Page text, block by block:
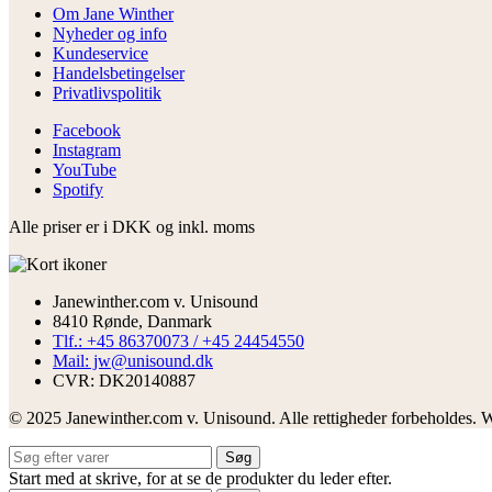
Om Jane Winther
Nyheder og info
Kundeservice
Handelsbetingelser
Privatlivspolitik
Facebook
Instagram
YouTube
Spotify
Alle priser er i DKK og inkl. moms
Janewinther.com v. Unisound
8410 Rønde, Danmark
Tlf.: +45 86370073 / +45 24454550
Mail: jw@unisound.dk
CVR: DK20140887
© 2025 Janewinther.com v. Unisound. Alle rettigheder forbeholdes.
Søg
Start med at skrive, for at se de produkter du leder efter.